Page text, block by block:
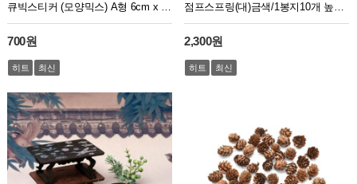
큐빅스티커 (모양믹스) A형 6cm x 7.5cm
700원
히트 최신
점프스프링(대)금색/1봉지10개 높이3.5cm 원2.5cm
2,300원
히트 최신